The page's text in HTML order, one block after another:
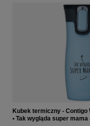
Kubek termiczny - Contigo
• Tak wygląda super